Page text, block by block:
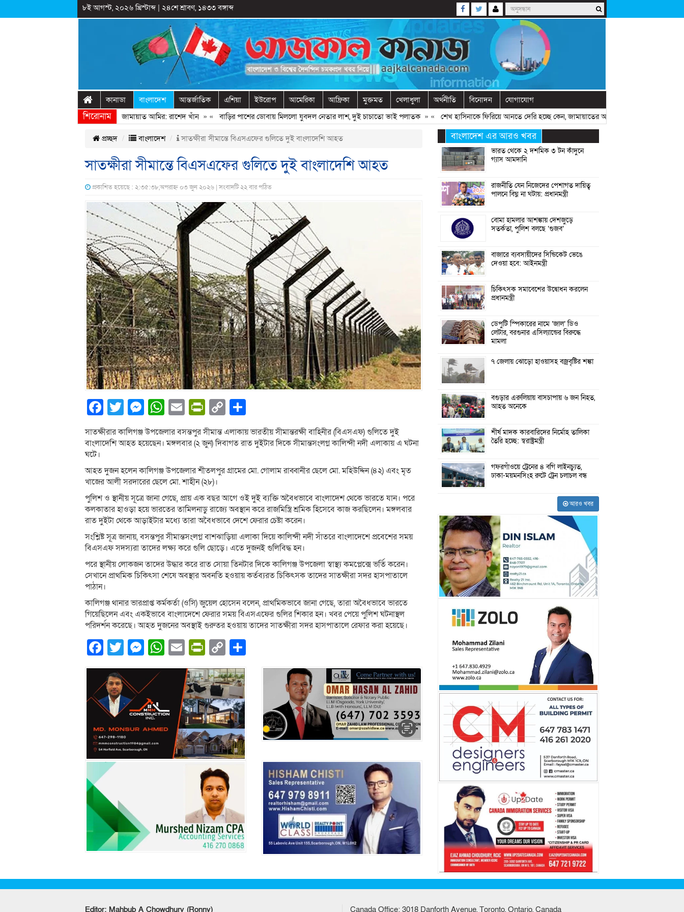
৮ই আগস্ট, ২০২৬ খ্রিস্টাব্দ| ২৪শে শ্রাবণ, ১৪৩৩ বঙ্গাব্দ
কানাডা বাংলাদেশ আন্তর্জাতিক এশিয়া ইউরোপ আমেরিকা আফ্রিকা মুক্তমত খেলাধুলা অর্থনীতি বিনোদন যোগাযোগ
শিরোনাম
সঙ্গে প্রথম বেইমানি করেন জামায়াত আমির: রাশেদ খাঁন» « বাড়ির পাশের ডোবায় মিললো যুবদল নেতার লাশ, দুই চাচাতো ভাই পলাতক» « শেখ হাসিনাকে ফিরিয়ে আনতে দেরি হচ্ছে কেন, জামায়াতের আমিরের প্রশ্ন
প্রচ্ছদ বাংলাদেশ সাতক্ষীরা সীমান্তে বিএসএফের গুলিতে দুই বাংলাদেশি আহত
সাতক্ষীরা সীমান্তে বিএসএফের গুলিতে দুই বাংলাদেশি আহত
প্রকাশিত হয়েছে : ২:৩৫:৩৮,অপরাহ্ন ০৩ জুন ২০২৬ | সংবাদটি ২২ বার পঠিত
Facebook
Twitter
Messenger
WhatsApp
EmailPrintFriendly
Copy
Link
সাতক্ষীরার কালিগঞ্জ উপজেলার বসন্তপুর সীমান্ত এলাকায় ভারতীয় সীমান্তরক্ষী বাহিনীর (বিএসএফ) গুলিতে দুই
বাংলাদেশি আহত হয়েছেন। মঙ্গলবার (২ জুন) দিবাগত রাত দুইটার দিকে সীমান্তসংলগ্ন কালিন্দী নদী এলাকায় এ ঘটনা
ঘটে।
আহত দুজন হলেন কালিগঞ্জ উপজেলার শীতলপুর গ্রামের মো. গোলাম রাব্বানীর ছেলে মো. মহিউদ্দিন (৪২) এবং মৃত
খাজের আলী সরদারের ছেলে মো. শাহীন (২৮)।
পুলিশ ও স্থানীয় সূত্রে জানা গেছে, প্রায় এক বছর আগে ওই দুই ব্যক্তি অবৈধভাবে বাংলাদেশ থেকে ভারতে যান। পরে
কলকাতার হাওড়া হয়ে ভারতের তামিলনাড়ু রাজ্যে অবস্থান করে রাজমিস্ত্রি শ্রমিক হিসেবে কাজ করছিলেন। মঙ্গলবার
রাত দুইটা থেকে আড়াইটার মধ্যে তারা অবৈধভাবে দেশে ফেরার চেষ্টা করেন।
সংশ্লিষ্ট সূত্র জানায়, বসন্তপুর সীমান্তসংলগ্ন বাশঝাড়িয়া এলাকা দিয়ে কালিন্দী নদী সাঁতরে বাংলাদেশে প্রবেশের সময়
বিএসএফ সদস্যরা তাদের লক্ষ্য করে গুলি ছোড়ে। এতে দুজনই গুলিবিদ্ধ হন।
পরে স্থানীয় লোকজন তাদের উদ্ধার করে রাত সোয়া তিনটার দিকে কালিগঞ্জ উপজেলা স্বাস্থ্য কমপ্লেক্সে ভর্তি করেন।
সেখানে প্রাথমিক চিকিৎসা শেষে অবস্থার অবনতি হওয়ায় কর্তব্যরত চিকিৎসক তাদের সাতক্ষীরা সদর হাসপাতালে
পাঠান।
কালিগঞ্জ থানার ভারপ্রাপ্ত কর্মকর্তা (ওসি) জুয়েল হোসেন বলেন, প্রাথমিকভাবে জানা গেছে, তারা অবৈধভাবে ভারতে
গিয়েছিলেন এবং একইভাবে বাংলাদেশে ফেরার সময় বিএসএফের গুলির শিকার হন। খবর পেয়ে পুলিশ ঘটনাস্থল
পরিদর্শন করেছে। আহত দুজনের অবস্থাই গুরুতর হওয়ায় তাদের সাতক্ষীরা সদর হাসপাতালে রেফার করা হয়েছে।
Facebook
Twitter
Messenger
WhatsApp
EmailPrintFriendly
Copy
Link
বাংলাদেশ এর আরও খবর
ভারত থেকে ২ দশমিক ৩ টন কাঁদুনে
গ্যাস আমদানি
রাজনীতি যেন নিজেদের পেশাগত দায়িত্ব
পালনে বিঘ্ন না ঘটায়: প্রধানমন্ত্রী
বোমা হামলার আশঙ্কায় দেশজুড়ে
সতর্কতা, পুলিশ বলছে ‘গুজব’
বাজারে ব্যবসায়ীদের সিন্ডিকেট ভেঙে
দেওয়া হবে: আইনমন্ত্রী
চিকিৎসক সমাবেশের উদ্বোধন করলেন
প্রধানমন্ত্রী
ডেপুটি স্পিকারের নামে ‘জাল’ ডিও
লেটার, বরগুনার এসিল্যান্ডের বিরুদ্ধে
মামলা
৭ জেলায় ঝোড়ো হাওয়াসহ বজ্রবৃষ্টির শঙ্কা
বগুড়ার এরুলিয়ায় বাসচাপায় ৬ জন নিহত,
আহত অনেকে
শীর্ষ মাদক কারবারিদের নির্মোহ তালিকা
তৈরি হচ্ছে: স্বরাষ্ট্রমন্ত্রী
গফরগাঁওয়ে ট্রেনের ৪ বগি লাইনচ্যুত,
ঢাকা-ময়মনসিংহ রুটে ট্রেন চলাচল বন্ধ
আরও খবর
Editor: Mahbub A Chowdhury (Ronny) Canada Office: 3018 Danforth Avenue, Toronto, Ontario, Canada